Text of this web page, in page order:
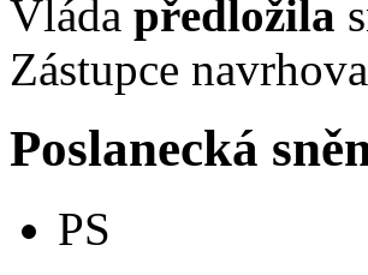
Vláda předložila
Zástupce
Poslanecká
PS